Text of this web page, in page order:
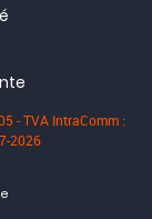
- TVA IntraComm :
2026